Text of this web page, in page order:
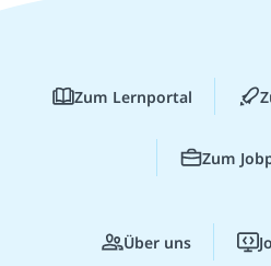
Zum Lernportal
Zum
Über uns